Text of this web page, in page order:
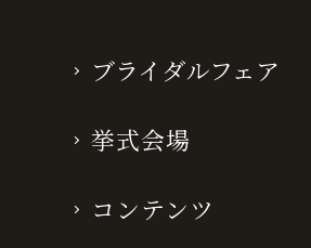
ブライダルフェア
挙式会場
コンテンツ